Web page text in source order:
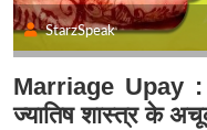
StarzSpeak
Marriage Upay :
ज्यातिष शास्त्र के